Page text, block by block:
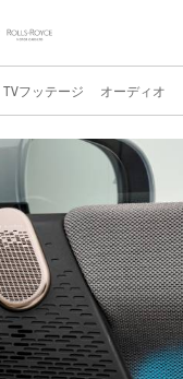
TVフッテージ オーディオ